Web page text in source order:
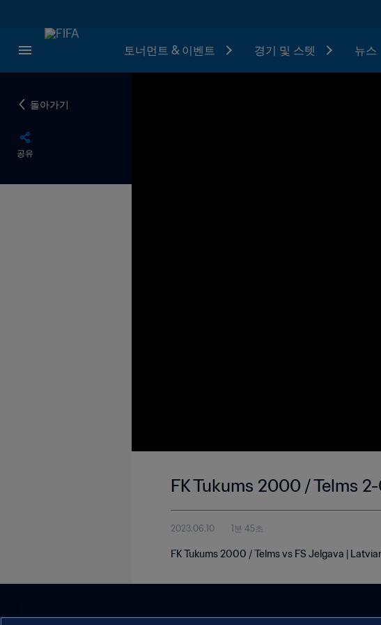
토너먼트 & 이벤트 경기 및 스텟 뉴스
돌아가기
공유
FK Tukums 2000 / Telms
2023.06.10 1분 45초
FK Tukums 2000 / Telms vs FS Jelgava |